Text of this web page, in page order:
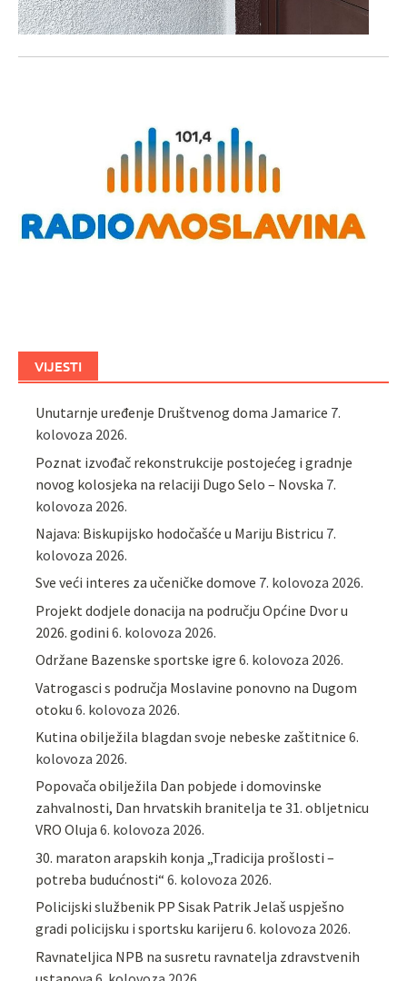
VIJESTI
Unutarnje uređenje Društvenog doma Jamarice 7.
kolovoza 2026.
Poznat izvođač rekonstrukcije postojećeg i gradnje
novog kolosjeka na relaciji Dugo Selo – Novska 7.
kolovoza 2026.
Najava: Biskupijsko hodočašće u Mariju Bistricu 7.
kolovoza 2026.
Sve veći interes za učeničke domove 7. kolovoza 2026.
Projekt dodjele donacija na području Općine Dvor u
2026. godini 6. kolovoza 2026.
Održane Bazenske sportske igre 6. kolovoza 2026.
Vatrogasci s područja Moslavine ponovno na Dugom
otoku 6. kolovoza 2026.
Kutina obilježila blagdan svoje nebeske zaštitnice 6.
kolovoza 2026.
Popovača obilježila Dan pobjede i domovinske
zahvalnosti, Dan hrvatskih branitelja te 31. obljetnicu
VRO Oluja 6. kolovoza 2026.
30. maraton arapskih konja „Tradicija prošlosti –
potreba budućnosti“ 6. kolovoza 2026.
Policijski službenik PP Sisak Patrik Jelaš uspješno
gradi policijsku i sportsku karijeru 6. kolovoza 2026.
Ravnateljica NPB na susretu ravnatelja zdravstvenih